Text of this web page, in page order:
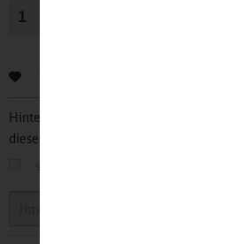
Hinterlegen Sie Ihre Email Adresse
diesen Artikel informiert.